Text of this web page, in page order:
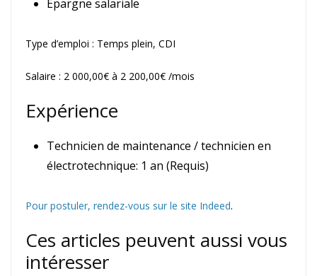
Épargne salariale
Type d’emploi : Temps plein, CDI
Salaire : 2 000,00€ à 2 200,00€ /mois
Expérience
Technicien de maintenance / technicien en
électrotechnique: 1 an (Requis)
Pour postuler, rendez-vous sur le site Indeed.
Ces articles peuvent aussi vous
intéresser